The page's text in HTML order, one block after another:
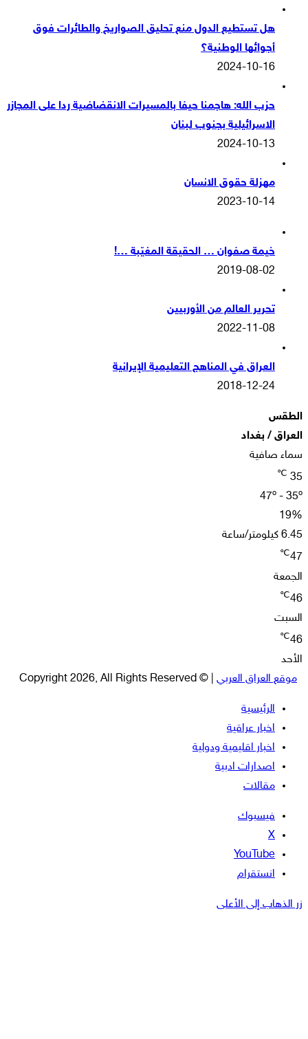
هل تستطيع الدول منع تحليق الصواريخ والطائرات فوق
أجوائها الوطنية؟
2024-10-16
حزب الله: هاجمنا حيفا بالمسيرات الانقضاضية ردا على المجازر
الاسرائيلية بجنوب لبنان
2024-10-13
مهزلة حقوق الانسان
2023-10-14
خيمة صفوان … الحقيقة المغيّبة …!
2019-08-02
تحرير العالم من الأوربيين
2022-11-08
العراق في المناهج التعليمية الإيرانية
2018-12-24
الطقس
العراق / بغداد
سماء صافية
35
℃
47º - 35º
19%
6.45 كيلومتر/ساعة
47
℃
الجمعة
46
℃
السبت
46
℃
الأحد
موقع العراق العربي | © Copyright 2026, All Rights Reserved
الرئيسية
اخبار عراقية
اخبار اقليمية ودولية
اصدارات ادبية
مقالات
فيسبوك
‫X
‫YouTube
انستقرام
زر الذهاب إلى الأعلى